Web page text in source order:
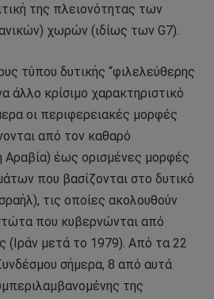
της πλειονότητας των
χωρών (ιδίως των G7).
τύπου δυτικής “φιλελεύθερης
άλλο κρίσιμο χαρακτηριστικό
οι περιφερειακές μορφές
από τον καθαρό
Αραβία) έως ορισμένες μορφές
που βασίζονται στο δυτικό
τις οποίες ακολουθούν
που κυβερνώνται από
(Ιράν μετά το 1979). Από τα 22
σήμερα, 8 από αυτά
της